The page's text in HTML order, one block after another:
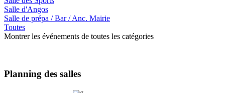
Salle d'Angos
Salle de prépa / Bar / Anc. Mairie
Toutes
Montrer les événements de toutes les catégories
Planning des salles